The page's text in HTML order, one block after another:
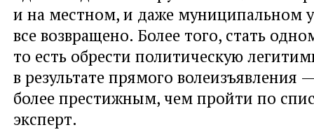
и на местном, и даже муниципальном
все возвращено. Более того, стать
то есть обрести политическую
в результате прямого волеизъявления
более престижным, чем пройти по
эксперт.